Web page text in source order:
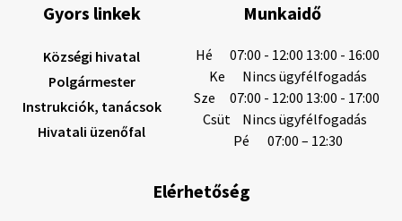
Helyi közlemények: 2026.08.05.
Gyászhirdetés: 2026.08.05. 1/ Tisztelt Lakosság!
temetési szertartás 2026. augusztus …
Gyors linkek
Községi hivatal
Polgármester
Instrukciók, tanácsok
Hivatali üzenőfal
Munkaidő
Hé
07:00 - 12:00 13:00 - 16:00
Ke
Nincs ügyfélfogadás
Sze
07:00 - 12:00 13:00 - 17:00
Csüt
Nincs ügyfélfogadás
Pé
07:00 – 12:30
Elérhetőség